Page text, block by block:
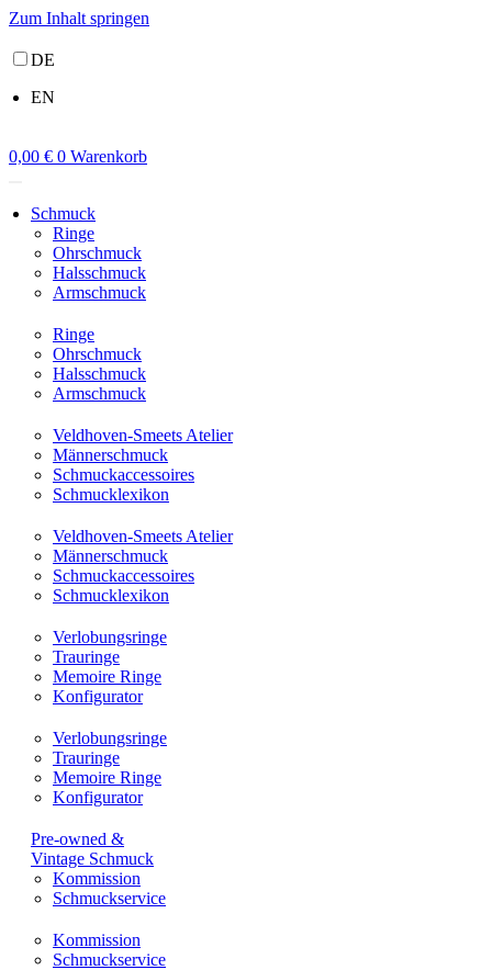
Zum Inhalt springen
DE
EN
0,00 € 0 Warenkorb
Schmuck
Ringe
Ohrschmuck
Halsschmuck
Armschmuck
Ringe
Ohrschmuck
Halsschmuck
Armschmuck
Veldhoven-Smeets Atelier
Männerschmuck
Schmuckaccessoires
Schmucklexikon
Veldhoven-Smeets Atelier
Männerschmuck
Schmuckaccessoires
Schmucklexikon
Verlobungsringe
Trauringe
Memoire Ringe
Konfigurator
Verlobungsringe
Trauringe
Memoire Ringe
Konfigurator
Pre-owned &
Vintage Schmuck
Kommission
Schmuckservice
Kommission
Schmuckservice